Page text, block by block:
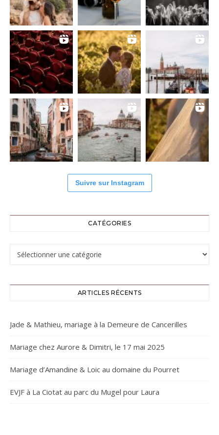
Suivre sur Instagram
CATÉGORIES
Catégories
ARTICLES RÉCENTS
Jade & Mathieu, mariage à la Demeure de Cancerilles
Mariage chez Aurore & Dimitri, le 17 mai 2025
Mariage d’Amandine & Loic au domaine du Pourret
EVJF à La Ciotat au parc du Mugel pour Laura